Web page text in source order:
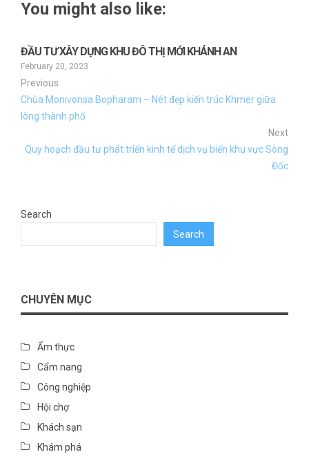
You might also like:
ĐẦU TƯ XÂY DỰNG KHU ĐÔ THỊ MỚI KHÁNH AN
February 20, 2023
Previous
Chùa Monivonsa Bopharam – Nét đẹp kiến trúc Khmer giữa
lòng thành phố
Next
Quy hoạch đầu tư phát triển kinh tế dịch vụ biển khu vực Sông
Đốc
Search
Search
CHUYÊN MỤC
Ẩm thực
Cẩm nang
Công nghiệp
Hội chợ
Khách sạn
Khám phá